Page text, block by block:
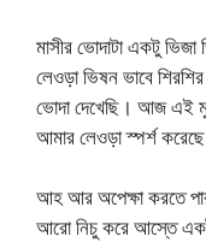
মাসীর ভোদাটা একটু
লেওড়া ভিষন ভাবে
ভোদা দেখেছি। আজ এই
আমার লেওড়া স্পর্শ
আহ আর অপেক্ষা করতে
আরো নিচু করে আস্তে